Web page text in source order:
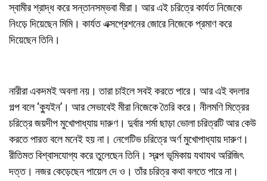
স্বামীর শ্রাদ্ধ করে সন্তানসম্ভবা মীরা। আর এই চরিত্রে কার্যত নিজেকে
নিংড়ে দিয়েছেন মিমি। কার্যত এক্সপ্রেশনের জোরে নিজেকে প্রমাণ করে
দিয়েছেন তিনি।
নারীরা একদমই অবলা নয়। তারা চাইলে সবই করতে পারে। আর এই বদলার
গল্প বলে ‘ক্যুইন’। আর সেভাবেই মীরা নিজেকে তৈরি করে। নীলমণি মিত্রের
চরিত্রে জয়দীপ মুখোপাধ্যায় দারুণ। দুর্বার শর্মা ছাড়া ভোলা চরিত্রটি আর কেউ
করতে পারত বলে মনেই হয় না। নেগেটিভ চরিত্রে অর্ণ মুখোপাধ্যায় দারুণ।
রীতিমত বিশ্বাসযোগ্য করে তুলেছেন তিনি। স্বল্প ভূমিকায় যথাযথ অরিজিৎ
দত্ত। নজর কেড়েছেন পায়েল দে ও। তাঁর চরিত্র কথা বলতে পারে না।